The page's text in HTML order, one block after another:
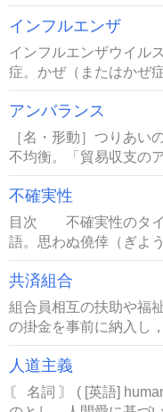
インフルエンザ
インフルエンザウイル
症。かぜ（またはかぜ
アンバランス
［名・形動］つりあい
不均衡。「貿易収支の
不確実性
目次 不確実性のタ
語。思わぬ僥倖（ぎよ
共済組合
組合員相互の扶助や福
の掛金を事前に納入し
人道主義
〘 名詞 〙 ( [英語]